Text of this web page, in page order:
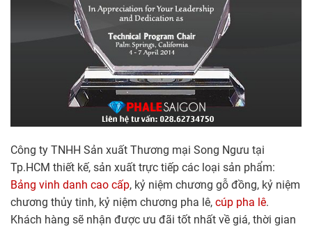
Công ty TNHH Sản xuất Thương mại Song Ngưu tại
Tp.HCM thiết kế, sản xuất trực tiếp các loại sản phẩm:
Bảng vinh danh cao cấp, kỷ niệm chương gỗ đồng, kỷ niệm
chương thủy tinh, kỷ niệm chương pha lê, cúp pha lê.
Khách hàng sẽ nhận được ưu đãi tốt nhất về giá, thời gian